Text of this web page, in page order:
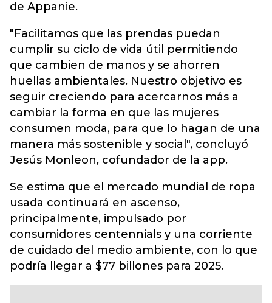
de Appanie.
"Facilitamos que las prendas puedan
cumplir su ciclo de vida útil permitiendo
que cambien de manos y se ahorren
huellas ambientales. Nuestro objetivo es
seguir creciendo para acercarnos más a
cambiar la forma en que las mujeres
consumen moda, para que lo hagan de una
manera más sostenible y social", concluyó
Jesús Monleon, cofundador de la app.
Se estima que el mercado mundial de ropa
usada continuará en ascenso,
principalmente, impulsado por
consumidores centennials y una corriente
de cuidado del medio ambiente, con lo que
podría llegar a $77 billones para 2025.